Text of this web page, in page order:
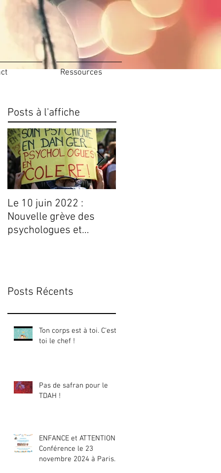
Ressources
Posts à l'affiche
Le 10 juin 2022 :
Nouvelle grève des
psychologues et
Posts Récents
Ton corps est à toi. C'est
toi le chef !
Pas de safran pour le
TDAH !
ENFANCE et ATTENTION :
Conférence le 23
novembre 2024 à Paris